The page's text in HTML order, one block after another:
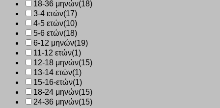
18-36 μηνών(18)
3-4 ετών(17)
4-5 ετών(10)
5-6 ετών(18)
6-12 μηνών(19)
11-12 ετών(1)
12-18 μηνών(15)
13-14 ετών(1)
15-16-ετών(1)
18-24 μηνών(15)
24-36 μηνών(15)